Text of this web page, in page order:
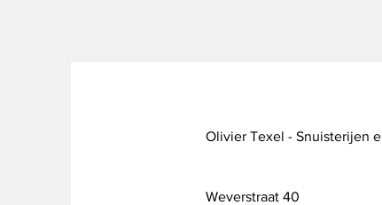
Olivier Texel - Snuisterijen
Weverstraat 40